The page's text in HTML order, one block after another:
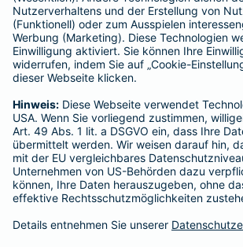
Tierversicherungen
Haftpflichtversicherung
Hausratversicherung
Adresse ändern
Schaden melden
Kilometerstandsmeldung
Serviceübersicht